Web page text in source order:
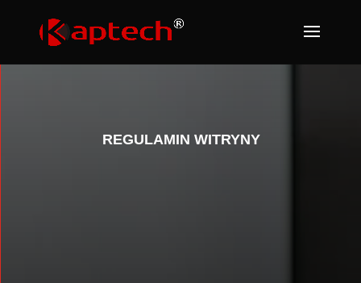
REGULAMIN WITRYNY